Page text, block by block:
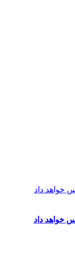
خواهد داد
خواهد داد